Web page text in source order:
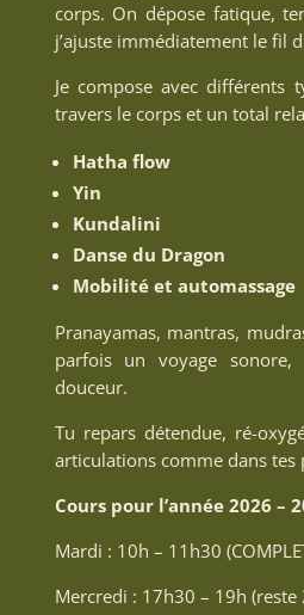
corps. On dépose fatique,
j’ajuste immédiatement le fil
Je compose avec
travers le corps et un total
Hatha flow
Yin
Kundalini
Danse du Dragon
Mobilité et automassage
Pranayamas, mantras,
parfois un voyage
douceur.
Tu repars détendue, ré-
articulations comme dans tes
Cours pour l’année 2026 –
Mardi : 10h – 11h30
Mercredi : 17h30 – 19h (reste